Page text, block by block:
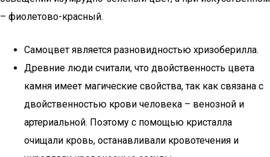
– фиолетово-красный.
Самоцвет является разновидностью хризоберилла.
Древние люди считали, что двойственность цвета
камня имеет магические свойства, так как связана с
двойственностью крови человека – венозной и
артериальной. Поэтому с помощью кристалла
очищали кровь, останавливали кровотечения и